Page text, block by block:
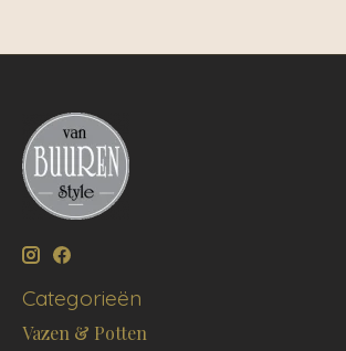
Categorieën
Vazen & Potten